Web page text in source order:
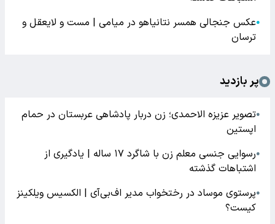
●عکس جنجالی همسر نتانیاهو در میامی | مست و لایعقل و
ترسان
پر بازدید
●تصویر عزیزه الاحمدی؛ زن دربار پادشاهی عربستان در حمام
اپستین
●
رسوایی جنسی معلم زن با شاگرد ۱۷ ساله | یادگیری از
اشتباهات گذشته
●پرستوی موساد در رختخواب مدیر اف‌بی‌آی | الکسیس ویلکینز
کیست؟